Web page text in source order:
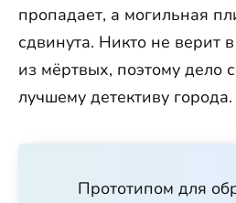
пропадает, а могильная
сдвинута. Никто не верит
из мёртвых, поэтому дело
лучшему детективу города.
Прототипом для